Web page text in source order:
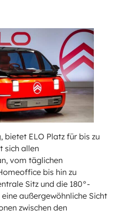
ELO Platz für bis zu
sich allen
vom täglichen
bis hin zu
Sitz und die 180°-
außergewöhnliche Sicht
zwischen den